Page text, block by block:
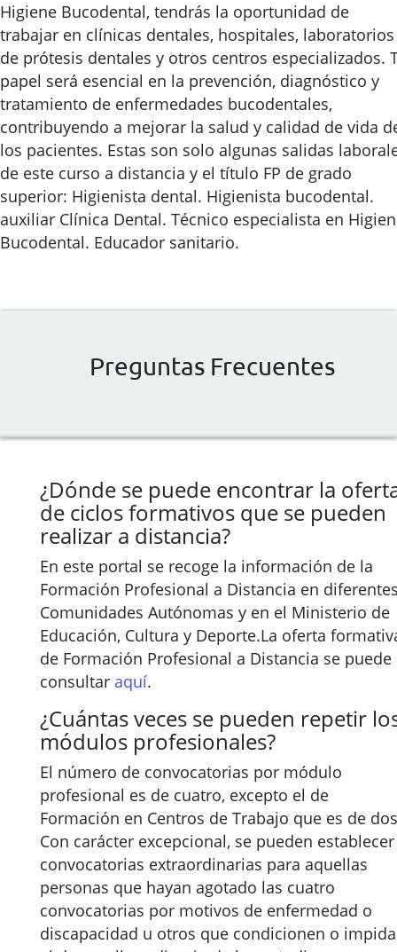
Higiene Bucodental, tendrás la oportunidad de
trabajar en clínicas dentales, hospitales, laboratorios
de prótesis dentales y otros centros especializados.
papel será esencial en la prevención, diagnóstico y
tratamiento de enfermedades bucodentales,
contribuyendo a mejorar la salud y calidad de vida
los pacientes. Estas son solo algunas salidas
de este curso a distancia y el título FP de grado
superior: Higienista dental. Higienista bucodental.
auxiliar Clínica Dental. Técnico especialista en
Bucodental. Educador sanitario.
Preguntas Frecuentes
¿Dónde se puede encontrar la
de ciclos formativos que se pueden
realizar a distancia?
En este portal se recoge la información de la
Formación Profesional a Distancia en
Comunidades Autónomas y en el Ministerio de
Educación, Cultura y Deporte.La oferta
de Formación Profesional a Distancia se puede
consultar aquí.
¿Cuántas veces se pueden repetir
módulos profesionales?
El número de convocatorias por módulo
profesional es de cuatro, excepto el de
Formación en Centros de Trabajo que es de
Con carácter excepcional, se pueden establecer
convocatorias extraordinarias para aquellas
personas que hayan agotado las cuatro
convocatorias por motivos de enfermedad o
discapacidad u otros que condicionen o